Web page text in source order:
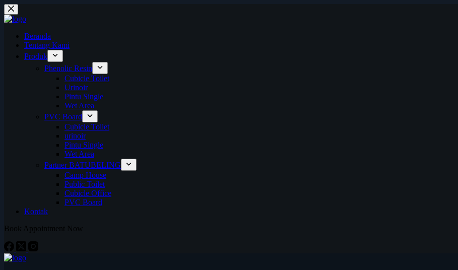
Skip
to
content
Beranda
Tentang Kami
Produk
Phenolic Resin
Cubicle Toilet
Urinoir
Pintu Single
Wet Area
PVC Board
Cubicle Toilet
urinoir
Pintu Single
Wet Area
Partner BATUBELING
Camp House
Public Toilet
Cubicle Office
PVC Board
Kontak
Book Appointment Now